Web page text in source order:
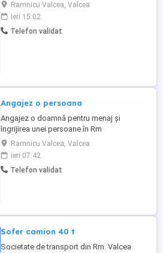
Ramnicu Valcea, Valcea
ieri 15:02
Telefon validat
Angajez o persoana
Angajez o doamnă pentru menaj și
îngrijirea unei persoane în Rm
Vâlcea,program intern,salariul 2000 lei
lună ,rog seriozitate
Ramnicu Valcea, Valcea
ieri 07:42
Telefon validat
Sofer camion 40 t
Societate de transport din Rm. Valcea